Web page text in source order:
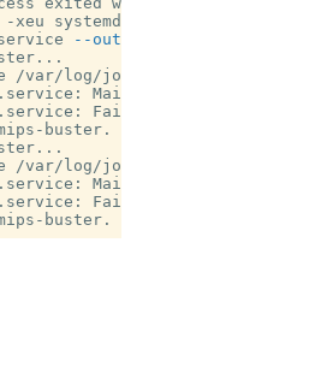
--output
/var/log/journal: Value too
Main process exited,
Failed with result
buster.
/var/log/journal: Value too
Main process exited,
Failed with result